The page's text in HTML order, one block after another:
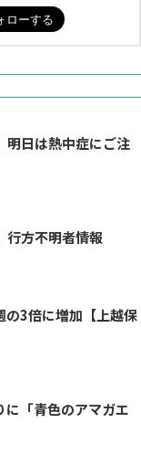
明日は熱中症にご注
行方不明者情報
に「青色のアマガエ